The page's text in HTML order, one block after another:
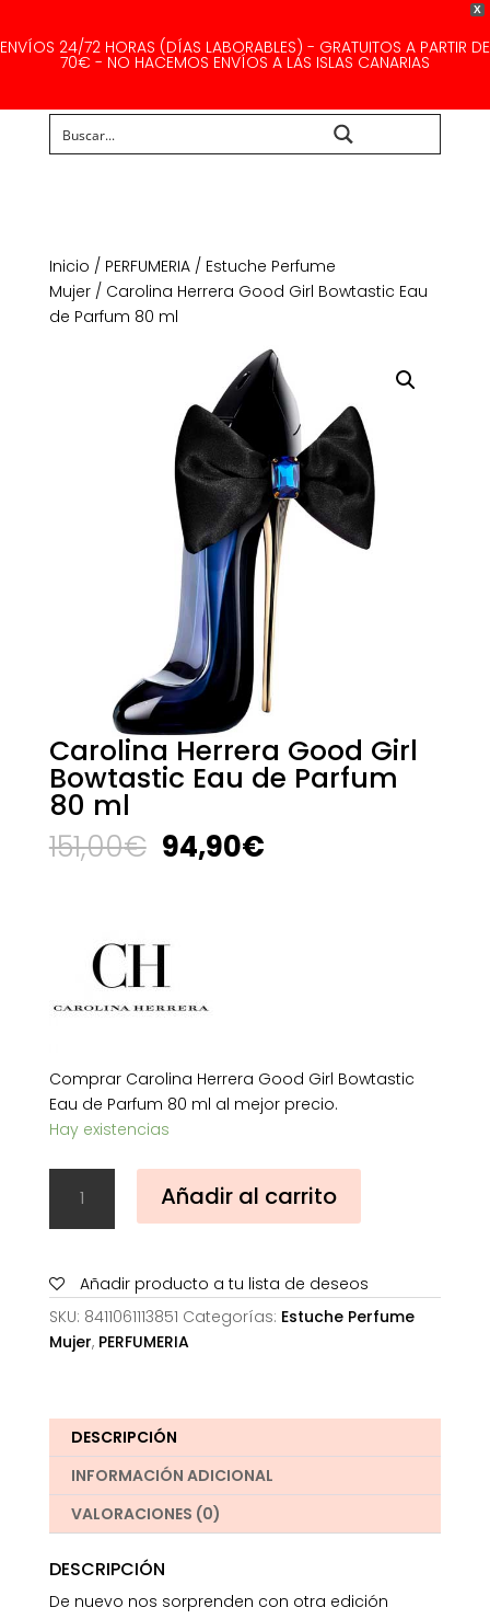
X
ENVÍOS 24/72 HORAS (DÍAS LABORABLES) - GRATUITOS A PARTIR DE
70€ - NO HACEMOS ENVÍOS A LAS ISLAS CANARIAS
Inicio / PERFUMERIA/ Estuche Perfume
Mujer/ Carolina Herrera Good Girl Bowtastic Eau
de Parfum 80 ml
Carolina Herrera Good Girl
Bowtastic Eau de Parfum
80 ml
151,00€ El
precio
151,00€.
94,90€El
Comprar Carolina Herrera Good Girl Bowtastic
Eau de Parfum 80 ml al mejor precio.
Hay existencias
Herrera
Good
Bowtastic
Eau
de
Parfum
cantidad
Añadir al carrito
Añadir producto a tu lista de deseos
SKU: 8411061113851 Categorías: Estuche Perfume
Mujer, PERFUMERIA
DESCRIPCIÓN
INFORMACIÓN ADICIONAL
VALORACIONES (0)
DESCRIPCIÓN
De nuevo nos sorprenden con otra edición